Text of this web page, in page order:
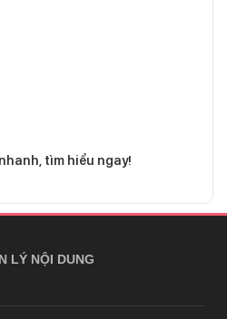
tìm hiểu ngay!
LÝ NỘI DUNG